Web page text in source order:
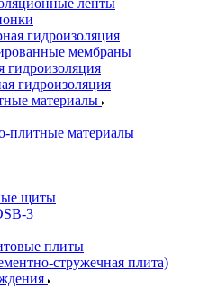
ленты
гидроизоляция
мембраны
гидроизоляция
гидроизоляция
материалы
плитные материалы
щиты
3
плиты
стружечная плита)